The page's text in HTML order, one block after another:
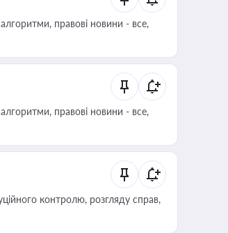
правові новини - все,
правові новини - все,
контролю, розгляду справ,